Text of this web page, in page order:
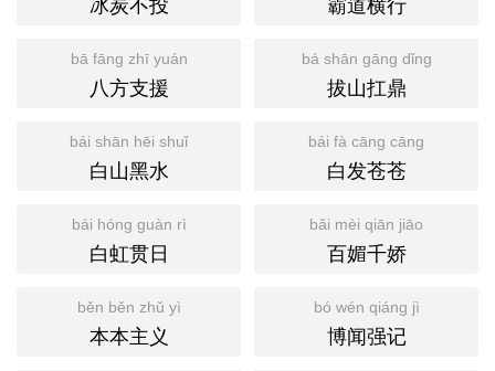
bā fāng zhī yuán
八方支援
bá shān gāng dǐng
拔山扛鼎
bái shān hēi shuǐ
白山黑水
bái fà cāng cāng
白发苍苍
bái hóng guàn rì
白虹贯日
bǎi mèi qiān jiāo
百媚千娇
běn běn zhǔ yì
本本主义
bó wén qiáng jì
博闻强记